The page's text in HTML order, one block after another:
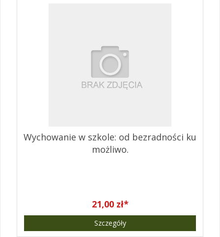
Wychowanie w szkole: od bezradności ku
możliwo.
21,00 zł*
Szczegóły